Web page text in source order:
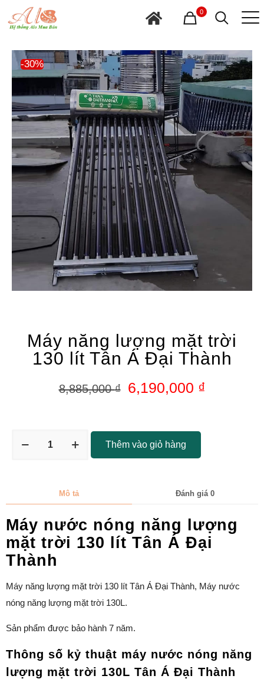
0
-30%
Máy năng lượng mặt trời
130 lít Tân Á Đại Thành
8,885,000₫ 6,190,000 ₫
Thêm vào giỏ hàng
Mô tả Đánh giá 0
Máy nước nóng năng lượng
mặt trời 130 lít Tân Á Đại
Thành
Máy năng lượng mặt trời 130 lít Tân Á Đại Thành, Máy nước
nóng năng lượng mặt trời 130L.
Sản phẩm được bảo hành 7 năm.
Thông số kỷ thuật máy nước nóng năng
lượng mặt trời 130L Tân Á Đại Thành